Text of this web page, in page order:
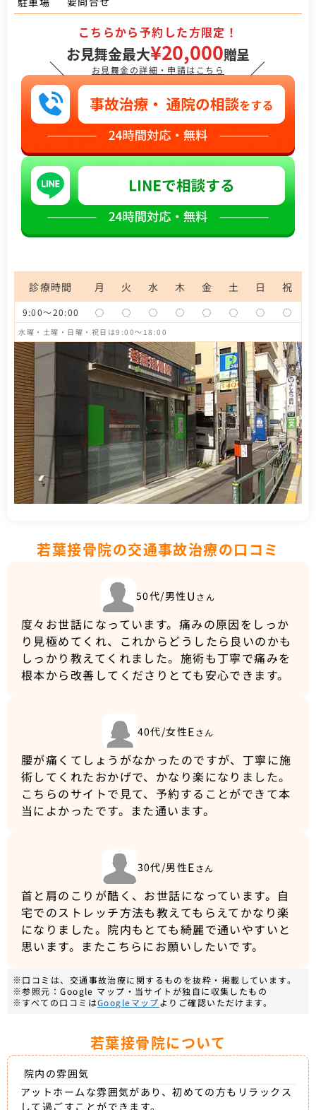
＼
こちらから予約した方限定！
お見舞金最大¥20,000贈呈
お見舞金の詳細・申請はこちら ／
診療時間 月 火 水 木 金 土 日 祝
9:00～20:00 ◯ ◯ ◯ ◯ ◯ ◯ ◯ ◯
水曜・土曜・日曜・祝日は9:00～18:00
若葉接骨院の交通事故治療の口コミ
50代/男性 U さん
度々お世話になっています。痛みの原因をしっか
り見極めてくれ、これからどうしたら良いのかも
しっかり教えてくれました。施術も丁寧で痛みを
根本から改善してくださりとても安心できます。
40代/女性E さん
腰が痛くてしょうがなかったのですが、丁寧に施
術してくれたおかげで、かなり楽になりました。
こちらのサイトで見て、予約することができて本
当によかったです。また通います。
30代/男性E さん
首と肩のこりが酷く、お世話になっています。自
宅でのストレッチ方法も教えてもらえてかなり楽
になりました。院内もとても綺麗で通いやすいと
思います。またこちらにお願いしたいです。
※口コミは、交通事故治療に関するものを抜粋・掲載しています。
※参照元：Google マップ・当サイトが独自に収集したもの
※すべての口コミはGoogleマップよりご確認いただけます。
若葉接骨院について
院内の雰囲気
アットホームな雰囲気があり、初めての方もリラックス
して過ごすことができます。